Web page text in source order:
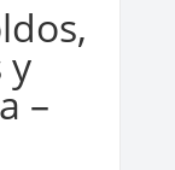
y
–